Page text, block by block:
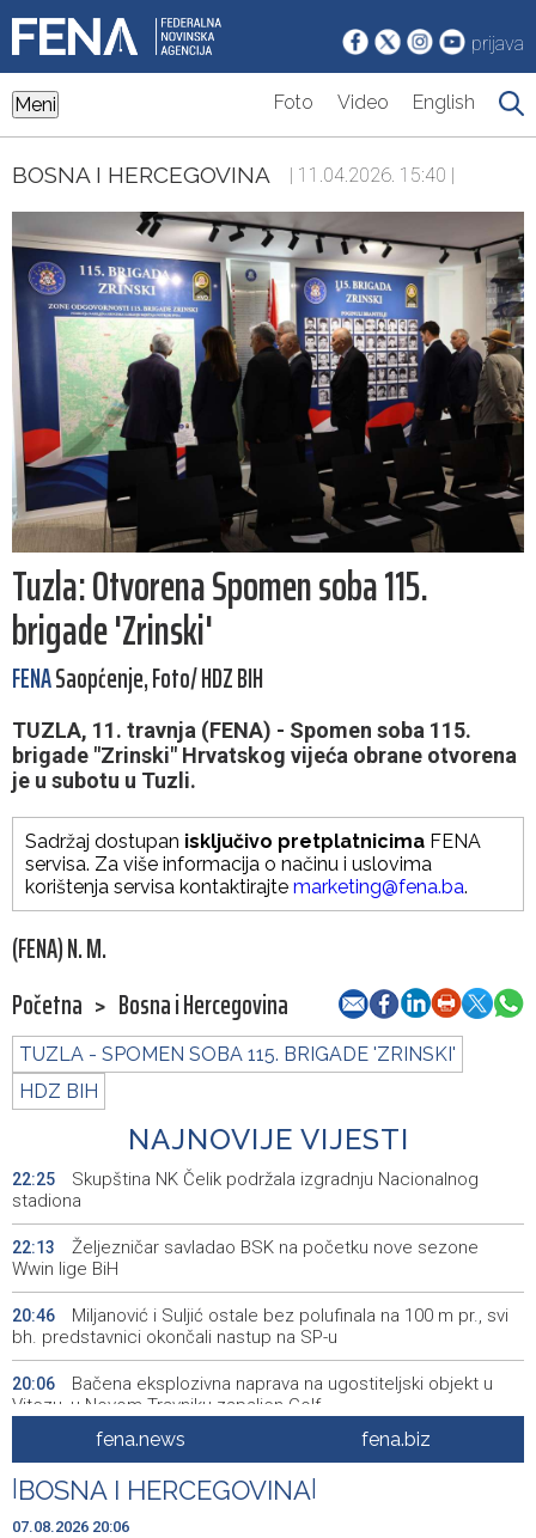
prijava
Meni Foto Video English
BOSNA I HERCEGOVINA | 11.04.2026. 15:40 |
Tuzla: Otvorena Spomen soba 115.
brigade 'Zrinski'
FENASaopćenje, Foto/ HDZ BIH
TUZLA, 11. travnja (FENA) - Spomen soba 115.
brigade "Zrinski" Hrvatskog vijeća obrane otvorena
je u subotu u Tuzli.
Sadržaj dostupan isključivo pretplatnicima FENA
servisa. Za više informacija o načinu i uslovima
korištenja servisa kontaktirajte marketing@fena.ba.
(FENA) N. M.
Početna > Bosna i Hercegovina
TUZLA - SPOMEN SOBA 115. BRIGADE 'ZRINSKI'
HDZ BIH
NAJNOVIJE VIJESTI
22:25
Skupština NK Čelik podržala izgradnju Nacionalnog
stadiona
22:13
Željezničar savladao BSK na početku nove sezone
Wwin lige BiH
20:46
Miljanović i Suljić ostale bez polufinala na 100 m pr., svi
bh. predstavnici okončali nastup na SP-u
20:06
Bačena eksplozivna naprava na ugostiteljski objekt u
Vitezu, u Novom Travniku zapaljen Golf
Galerija ULUPUBiH otvara novu izlagačku sezonu,
predstavlja novi izlagački program
19:44 Faris Dževahirić novi nogometaš Veleža
fena.news fena.biz
BOSNA I HERCEGOVINA
07.08.2026 20:06